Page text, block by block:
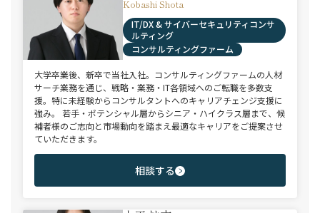
Kobashi Shota
IT/DX & サイバーセキュリティコンサ
ルティング
コンサルティングファーム
大学卒業後、新卒で当社入社。コンサルティングファームの人材
サーチ業務を通じ、戦略・業務・IT各領域へのご転職を多数支
援。特に未経験からコンサルタントへのキャリアチェンジ支援に
強み。 若手・ポテンシャル層からシニア・ハイクラス層まで、候
補者様のご志向と市場動向を踏まえ最適なキャリアをご提案させ
ていただきます。
相談する